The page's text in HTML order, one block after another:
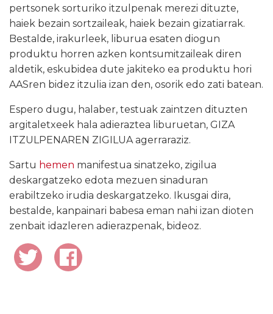
pertsonek sorturiko itzulpenak merezi dituzte,
haiek bezain sortzaileak, haiek bezain gizatiarrak.
Bestalde, irakurleek, liburua esaten diogun
produktu horren azken kontsumitzaileak diren
aldetik, eskubidea dute jakiteko ea produktu hori
AASren bidez itzulia izan den, osorik edo zati batean.
Espero dugu, halaber, testuak zaintzen dituzten
argitaletxeek hala adieraztea liburuetan, GIZA
ITZULPENAREN ZIGILUA agerraraziz.
Sartu hemen manifestua sinatzeko, zigilua
deskargatzeko edota mezuen sinaduran
erabiltzeko irudia deskargatzeko. Ikusgai dira,
bestalde, kanpainari babesa eman nahi izan dioten
zenbait idazleren adierazpenak, bideoz.